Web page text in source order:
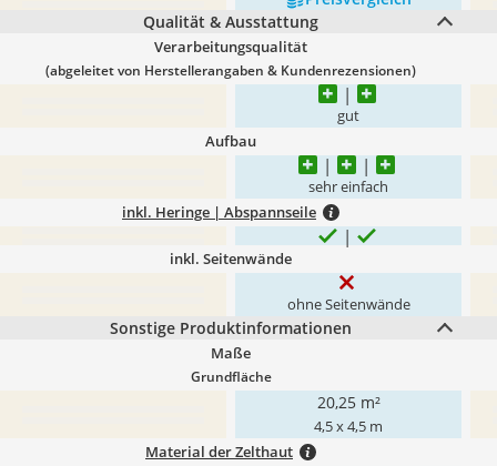
Qualität & Ausstattung
Verarbeitungsqualität
(abgeleitet von Herstellerangaben & Kundenrezensionen)
gut
Aufbau
sehr einfach
inkl. Heringe | Abspannseile
inkl. Seitenwände
ohne Seitenwände
Sonstige Produktinformationen
Maße
Grundfläche
20,25 m²
4,5 x 4,5 m
Material der Zelthaut